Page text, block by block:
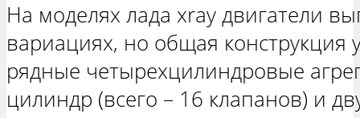
На моделях лада xray двигатели
вариациях, но общая конструкция
рядные четырехцилиндровые
цилиндр (всего – 16 клапанов) и